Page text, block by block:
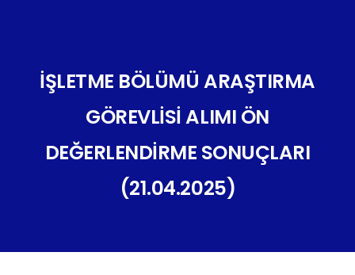
İŞLETME BÖLÜMÜ ARAŞTIRMA
GÖREVLİSİ ALIMI ÖN
DEĞERLENDİRME SONUÇLARI
(21.04.2025)